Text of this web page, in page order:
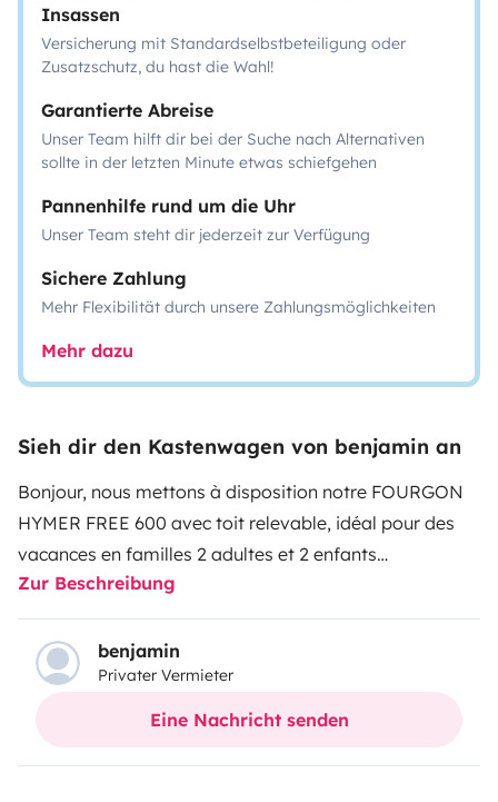
Insassen
Versicherung mit Standardselbstbeteiligung oder
Zusatzschutz, du hast die Wahl!
Garantierte Abreise
Unser Team hilft dir bei der Suche nach Alternativen
sollte in der letzten Minute etwas schiefgehen
Pannenhilfe rund um die Uhr
Unser Team steht dir jederzeit zur Verfügung
Sichere Zahlung
Mehr Flexibilität durch unsere Zahlungsmöglichkeiten
Mehr dazu
Sieh dir den Kastenwagen von benjamin an
Bonjour, nous mettons à disposition notre FOURGON
HYMER FREE 600 avec toit relevable, idéal pour des
vacances en familles 2 adultes et 2 enfants
(idéalement 12 ans max).
Fourgon de 6m entièrement équipé comprenant deux
espaces nuits dont un sur le toit relevable accessible de
l’intérieur. Un espace salle douche et toilettes. Un
espace cuisine équipé avec cuisson gaz et le nécessaire
Equipé de nombreux rangement et d’une soute arrière
Zur Beschreibung
benjamin
Privater Vermieter
Eine Nachricht senden